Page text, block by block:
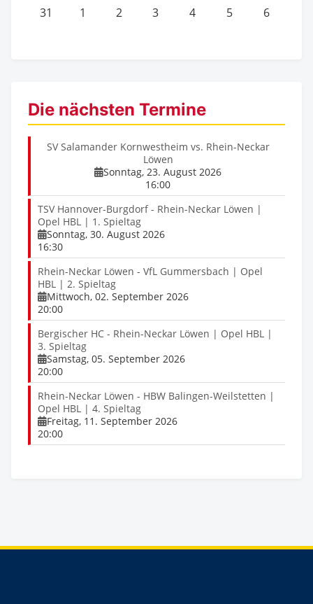
31 1 2 3 4 5 6
Die nächsten Termine
SV Salamander Kornwestheim vs. Rhein-Neckar
Löwen
Sonntag, 23. August 2026
16:00
TSV Hannover-Burgdorf - Rhein-Neckar Löwen |
Opel HBL | 1. Spieltag
Sonntag, 30. August 2026
16:30
Rhein-Neckar Löwen - VfL Gummersbach | Opel
HBL | 2. Spieltag
Mittwoch, 02. September 2026
20:00
Bergischer HC - Rhein-Neckar Löwen | Opel HBL |
3. Spieltag
Samstag, 05. September 2026
20:00
Rhein-Neckar Löwen - HBW Balingen-Weilstetten |
Opel HBL | 4. Spieltag
Freitag, 11. September 2026
20:00